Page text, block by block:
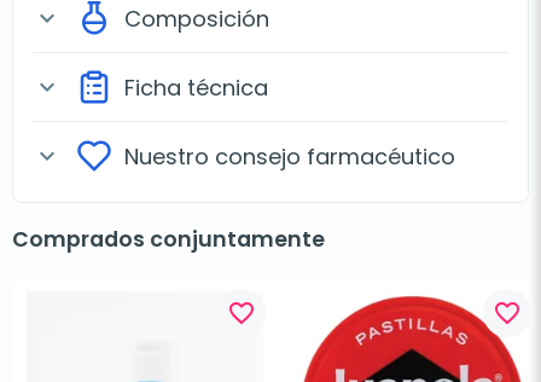
expand_more Composición
expand_more Ficha técnica
expand_more Nuestro consejo farmacéutico
Comprados conjuntamente
favorite_border favorite_border